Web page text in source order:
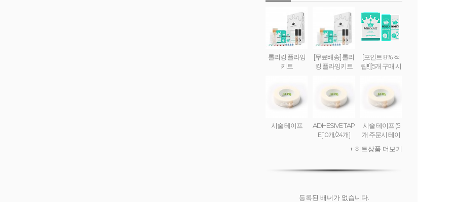
롤리킹 플라잉
키트
[무료배송] 롤리
킹 플라잉키트
[포인트 8% 적
립!!][5개 구매 시
(set) ROLLY KI
NG FLYING CR
EAM
시술 테이프
ADHESIVE TAP
E[10개/24개]
시술 테이프 (5
개 주문시 테이
료)
+ 히트상품 더보기
등록된 배너가 없습니다.